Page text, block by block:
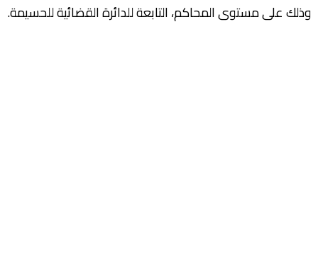
وذلك على مستوى المحاكم، التابعة للدائرة القضائية للحسيمة.